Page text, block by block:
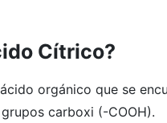
Cítrico?
orgánico que se
carboxi (-COOH).